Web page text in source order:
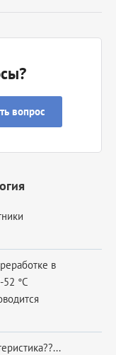
вопрос
в
52 °С